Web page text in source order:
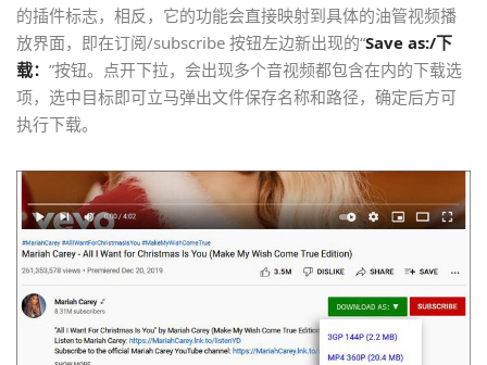
的插件标志，相反，它的功能会直接映射到具体的油管视频播
放界面，即在订阅/subscribe 按钮左边新出现的“Save as:/下
载： ”按钮。点开下拉，会出现多个音视频都包含在内的下载选
项，选中目标即可立马弹出文件保存名称和路径，确定后方可
执行下载。